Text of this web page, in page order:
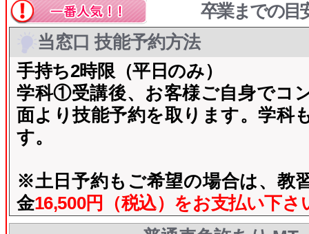
卒業までの目
当窓口 技能予約方法
手持ち2時限（平日のみ）
学科①受講後、お客様ご自身でコ
面より技能予約を取ります。学科
す。
※土日予約もご希望の場合は、教
金16,500円（税込）をお支払い下さ